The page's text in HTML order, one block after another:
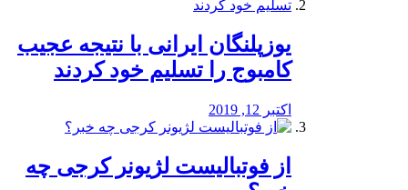
یوزپلنگان ایرانی با نتیجه عجیب
کامبوج را تسلیم خود کردند
اکتبر 12, 2019
از فوتبالیست لژیونر کرجی چه